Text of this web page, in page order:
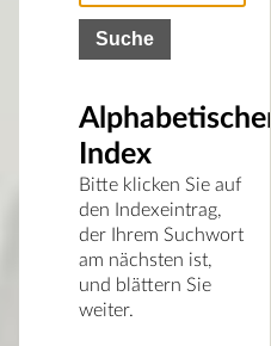
Alphabetischer
Index
Bitte klicken Sie auf
den Indexeintrag,
der Ihrem Suchwort
am nächsten ist,
und blättern Sie
weiter.